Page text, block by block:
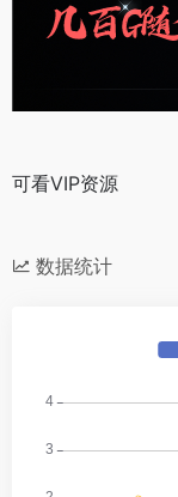
可看VIP资源
数据统计